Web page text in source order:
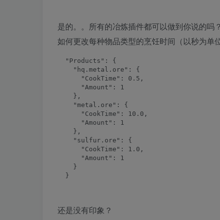
是的。。所有的冶炼插件都可以做到你说的吗
如何更改每种物品类型的烹饪时间（以秒为单
  "Products": {
    "hq.metal.ore": {
      "CookTime": 0.5,
      "Amount": 1
    },
    "metal.ore": {
      "CookTime": 10.0,
      "Amount": 1
    },
    "sulfur.ore": {
      "CookTime": 1.0,
      "Amount": 1
    }
  }
还是没有印象？